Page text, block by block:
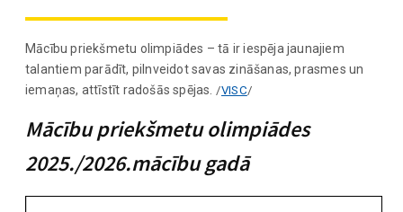
Mācību priekšmetu olimpiādes – tā ir iespēja jaunajiem
talantiem parādīt, pilnveidot savas zināšanas, prasmes un
iemaņas, attīstīt radošās spējas. /VISC/
Mācību priekšmetu olimpiādes
2025./2026.mācību gadā